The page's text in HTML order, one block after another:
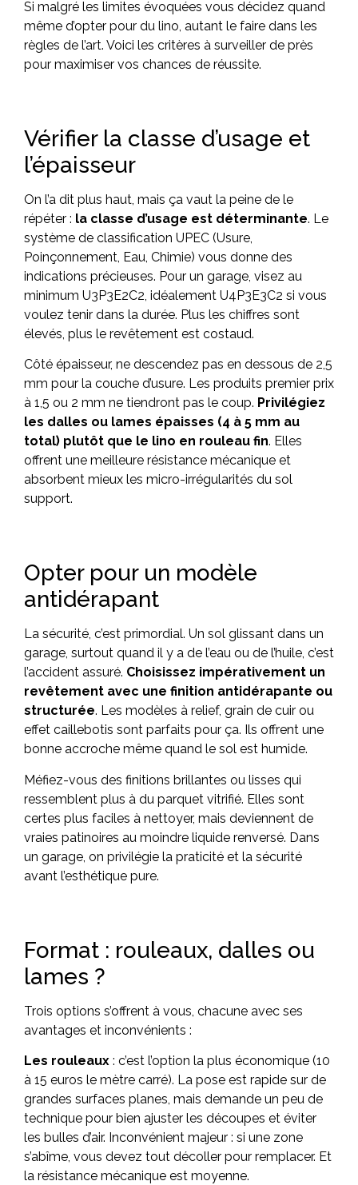
Si malgré les limites évoquées vous décidez quand
même d’opter pour du lino, autant le faire dans les
règles de l’art. Voici les critères à surveiller de près
pour maximiser vos chances de réussite.
Vérifier la classe d’usage et
l’épaisseur
On l’a dit plus haut, mais ça vaut la peine de le
répéter : la classe d’usage est déterminante. Le
système de classification UPEC (Usure,
Poinçonnement, Eau, Chimie) vous donne des
indications précieuses. Pour un garage, visez au
minimum U3P3E2C2, idéalement U4P3E3C2 si vous
voulez tenir dans la durée. Plus les chiffres sont
élevés, plus le revêtement est costaud.
Côté épaisseur, ne descendez pas en dessous de 2,5
mm pour la couche d’usure. Les produits premier prix
à 1,5 ou 2 mm ne tiendront pas le coup. Privilégiez
les dalles ou lames épaisses (4 à 5 mm au
total) plutôt que le lino en rouleau fin. Elles
offrent une meilleure résistance mécanique et
absorbent mieux les micro-irrégularités du sol
support.
Opter pour un modèle
antidérapant
La sécurité, c’est primordial. Un sol glissant dans un
garage, surtout quand il y a de l’eau ou de l’huile, c’est
l’accident assuré. Choisissez impérativement un
revêtement avec une finition antidérapante ou
structurée. Les modèles à relief, grain de cuir ou
effet caillebotis sont parfaits pour ça. Ils offrent une
bonne accroche même quand le sol est humide.
Méfiez-vous des finitions brillantes ou lisses qui
ressemblent plus à du parquet vitrifié. Elles sont
certes plus faciles à nettoyer, mais deviennent de
vraies patinoires au moindre liquide renversé. Dans
un garage, on privilégie la praticité et la sécurité
avant l’esthétique pure.
Format : rouleaux, dalles ou
lames ?
Trois options s’offrent à vous, chacune avec ses
avantages et inconvénients :
Les rouleaux : c’est l’option la plus économique (10
à 15 euros le mètre carré). La pose est rapide sur de
grandes surfaces planes, mais demande un peu de
technique pour bien ajuster les découpes et éviter
les bulles d’air. Inconvénient majeur : si une zone
s’abîme, vous devez tout décoller pour remplacer. Et
la résistance mécanique est moyenne.